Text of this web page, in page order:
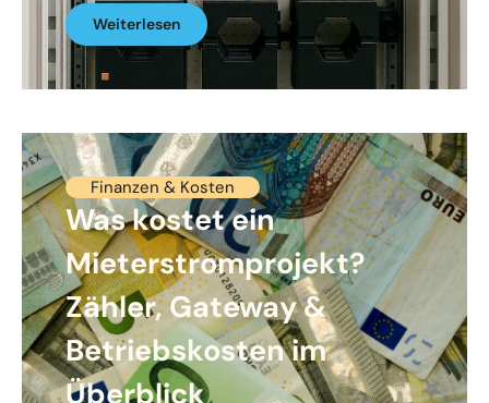
Weiterlesen
Finanzen & Kosten
Was kostet ein
Mieterstromprojekt?
Zähler, Gateway &
Betriebskosten im
Überblick